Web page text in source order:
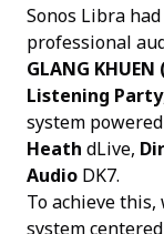
Sonos Libra
professional
GLANG
Listening Party
system
Heath dLive,
Audio DK7.
To achieve
system